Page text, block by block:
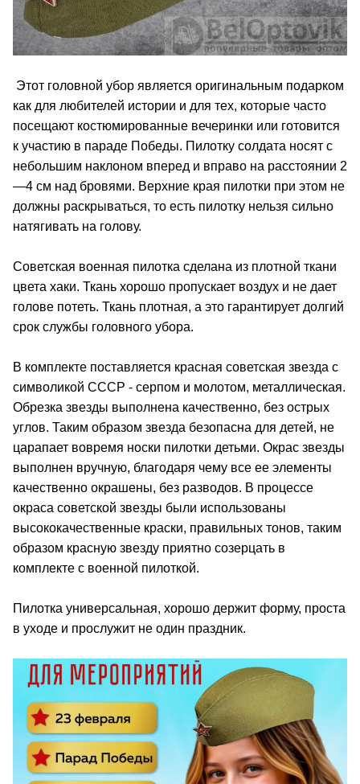
Этот головной убор является оригинальным подарком
как для любителей истории и для тех, которые часто
посещают костюмированные вечеринки или готовится
к участию в параде Победы. Пилотку солдата носят с
небольшим наклоном вперед и вправо на расстоянии 2
—4 см над бровями. Верхние края пилотки при этом не
должны раскрываться, то есть пилотку нельзя сильно
натягивать на голову.
Советская военная пилотка сделана из плотной ткани
цвета хаки. Ткань хорошо пропускает воздух и не дает
голове потеть. Ткань плотная, а это гарантирует долгий
срок службы головного убора.
В комплекте поставляется красная советская звезда с
символикой СССР - серпом и молотом, металлическая.
Обрезка звезды выполнена качественно, без острых
углов. Таким образом звезда безопасна для детей, не
царапает вовремя носки пилотки детьми. Окрас звезды
выполнен вручную, благодаря чему все ее элементы
качественно окрашены, без разводов. В процессе
окраса советской звезды были использованы
высококачественные краски, правильных тонов, таким
образом красную звезду приятно созерцать в
комплекте с военной пилоткой.
Пилотка универсальная, хорошо держит форму, проста
в уходе и прослужит не один праздник.